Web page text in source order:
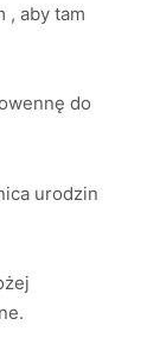
, aby tam
do
urodzin